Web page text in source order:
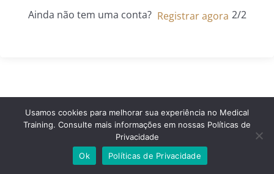
Ainda não tem uma conta? Registrar agora
© 2024 Medical Training. Todos os direitos reservados.
Usamos cookies para melhorar sua experiência no Medical
Training. Consulte mais informações em nossas Políticas de
Privacidade
Ok
Políticas de Privacidade